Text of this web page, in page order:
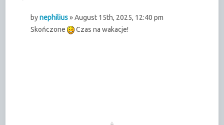
bynephilius» August 15th, 2025, 12:40 pm
Skończone
Czas na wakacje!